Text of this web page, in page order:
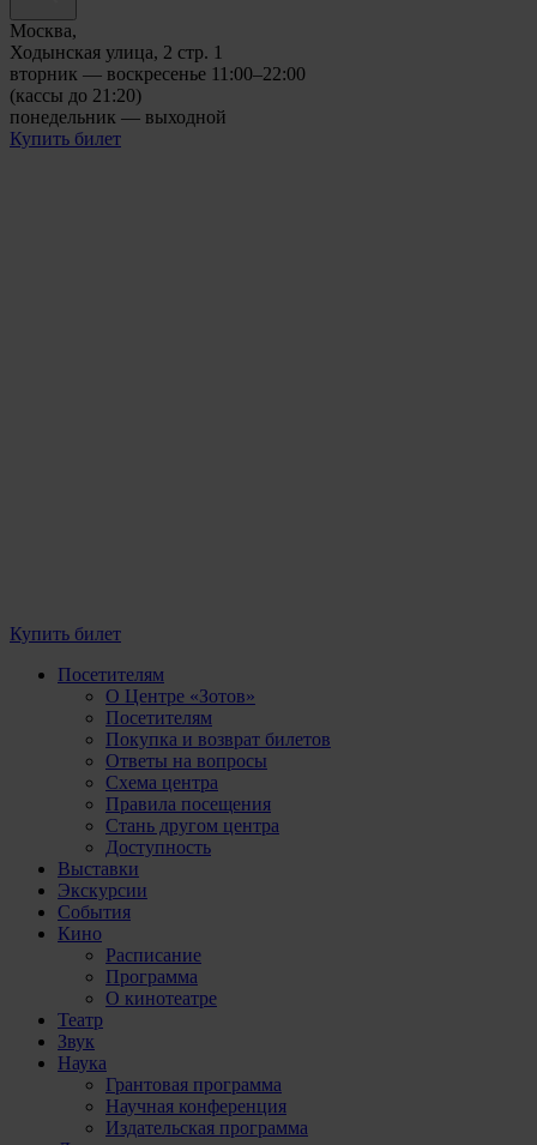
Москва,
Ходынская улица, 2 стр. 1
вторник — воскресенье 11:00–22:00
(кассы до 21:20)
понедельник — выходной
Купить билет
Купить билет
Посетителям
О Центре «Зотов»
Посетителям
Покупка и возврат билетов
Ответы на вопросы
Схема центра
Правила посещения
Стань другом центра
Доступность
Выставки
Экскурсии
События
Кино
Расписание
Программа
О кинотеатре
Театр
Звук
Наука
Грантовая программа
Научная конференция
Издательская программа